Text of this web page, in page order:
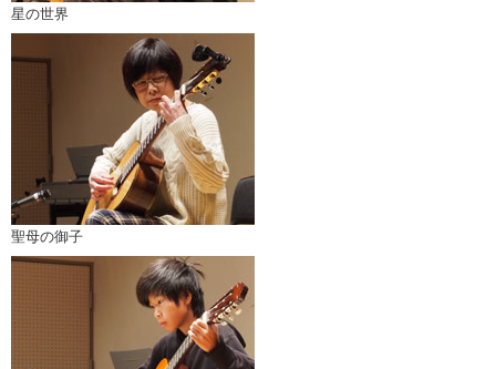
星の世界
聖母の御子